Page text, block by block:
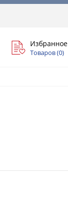
Избранное
Товаров (0)